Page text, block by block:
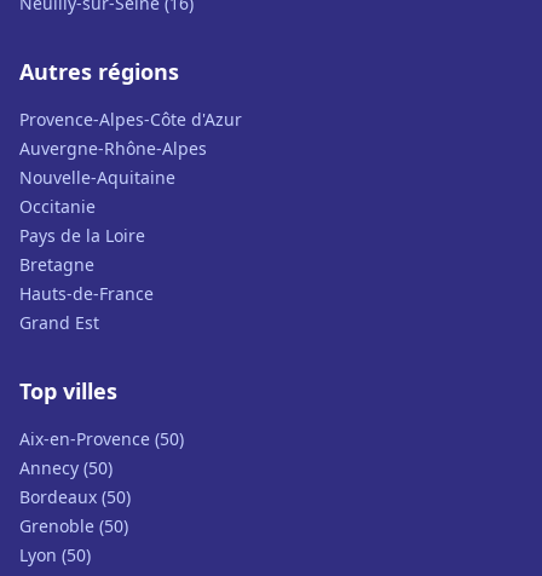
Autres régions
Provence-Alpes-Côte d'Azur
Auvergne-Rhône-Alpes
Nouvelle-Aquitaine
Occitanie
Pays de la Loire
Bretagne
Hauts-de-France
Grand Est
Top villes
Aix-en-Provence (50)
Annecy (50)
Bordeaux (50)
Grenoble (50)
Lyon (50)